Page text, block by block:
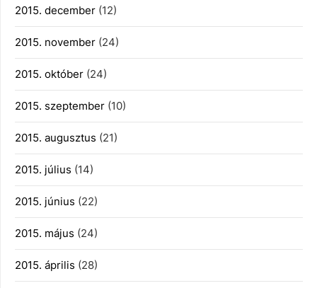
2015. december (12)
2015. november (24)
2015. október (24)
2015. szeptember (10)
2015. augusztus (21)
2015. július (14)
2015. június (22)
2015. május (24)
2015. április (28)